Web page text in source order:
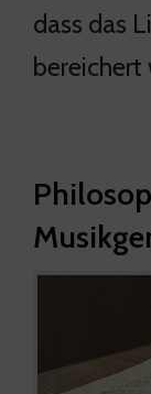
dass das
bereichert